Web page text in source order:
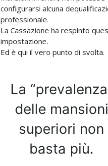
configurarsi alcuna
professionale.
La Cassazione ha respinto
impostazione.
Ed è qui il vero punto di svolta.
La
delle mansioni
superiori non
basta più.